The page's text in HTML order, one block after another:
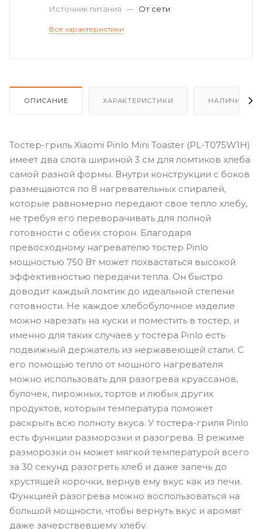
Источник питания — От сети
Все характеристики
ОПИСАНИЕ ХАРАКТЕРИСТИКИ НАЛИЧИЕ
Тостер-гриль Xiaomi Pinlo Mini Toaster (PL-T075W1H)
имеет два слота шириной 3 см для ломтиков хлеба
самой разной формы. Внутри конструкции с боков
размещаются по 8 нагревательных спиралей,
которые равномерно передают свое тепло хлебу,
не требуя его переворачивать для полной
готовности с обеих сторон. Благодаря
превосходному нагревателю тостер Pinlo
мощностью 750 Вт может похвастаться высокой
эффективностью передачи тепла. Он быстро
доводит каждый ломтик до идеальной степени
готовности. Не каждое хлебобулочное изделие
можно нарезать на куски и поместить в тостер, и
именно для таких случаев у тостера Pinlo есть
подвижный держатель из нержавеющей стали. С
его помощью тепло от мощного нагревателя
можно использовать для разогрева круассанов,
булочек, пирожных, тортов и любых других
продуктов, которым температура поможет
раскрыть всю полноту вкуса. У тостера-гриля Pinlo
есть функции разморозки и разогрева. В режиме
разморозки он может мягкой температурой всего
за 30 секунд разогреть хлеб и даже запечь до
хрустящей корочки, вернув ему вкус как из печи.
Функцией разогрева можно воспользоваться на
большой мощности, чтобы вернуть вкус и аромат
даже зачерствевшему хлебу.